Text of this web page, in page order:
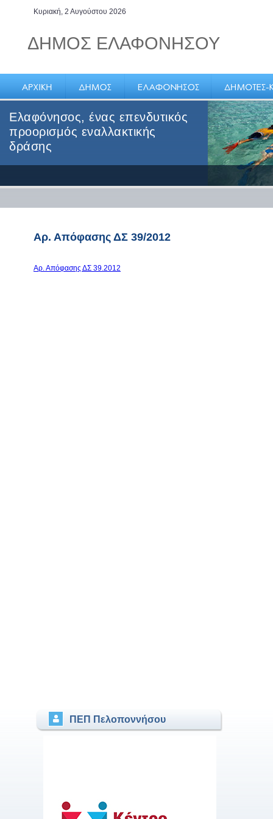
Κυριακή, 2 Αυγούστου 2026
ΔΗΜΟΣ ΕΛΑΦΟΝΗΣΟΥ
Ελαφόνησος, ένας επενδυτικός
προορισμός εναλλακτικής
δράσης
Αρ. Απόφασης ΔΣ 39/2012
Αρ. Απόφασης ΔΣ 39.2012
ΠΕΠ Πελοποννήσου